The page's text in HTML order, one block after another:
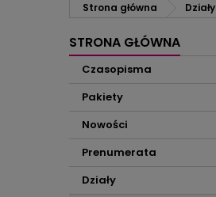
Strona główna Działy
STRONA GŁÓWNA
Czasopisma
Pakiety
Nowości
Prenumerata
Działy